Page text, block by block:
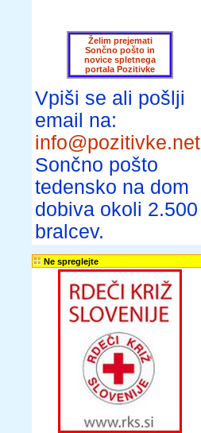
Želim prejemati
Sončno pošto in
novice spletnega
portala Pozitivke
Vpiši se ali pošlji
email na:
info@pozitivke.net
Sončno pošto
tedensko na dom
dobiva okoli 2.500
bralcev.
Ne spreglejte